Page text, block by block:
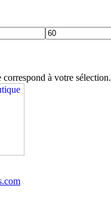
à votre sélection.